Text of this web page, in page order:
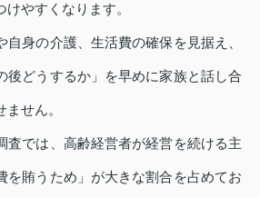
やすくなります。
自身の介護、生活費の確保を見据え、
後どうするか」を早めに家族と話し合
せん。
査では、高齢経営者が経営を続ける主
を賄うため」が大きな割合を占めてお